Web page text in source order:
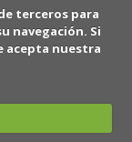
terceros para
navegación. Si
acepta nuestra